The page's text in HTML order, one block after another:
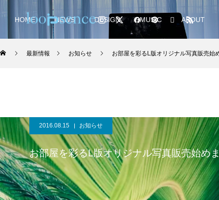
HOME NEWS DESIGN MUSIC ABOUT
最新情報 お知らせ お部屋を彩るL版オリジナル写真販売始
2016.08.15 お知らせ
お部屋を彩るL版オリジナル写真販売始め